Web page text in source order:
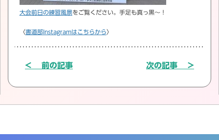
大会前日の練習風景をご覧ください。手足も真っ黒〜！
〈書道部Instagramはこちらから〉
< 前の記事 次の記事 >